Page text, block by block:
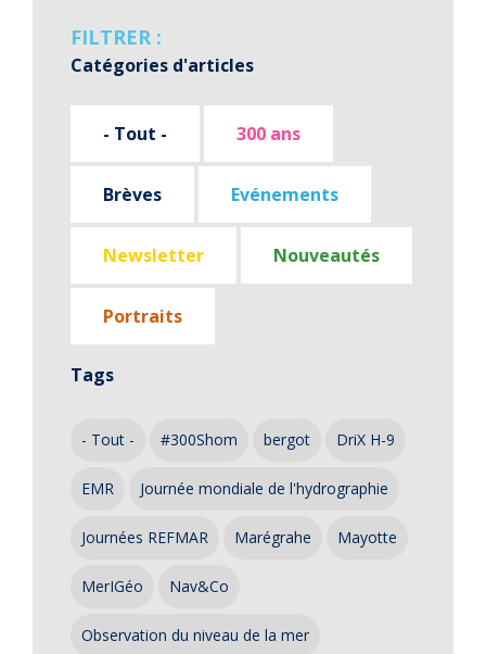
FILTRER :
Catégories d'articles
- Tout - 300 ans
Brèves Evénements
Newsletter Nouveautés
Portraits
Tags
- Tout - #300Shom bergot DriX H-9
EMR Journée mondiale de l'hydrographie
Journées REFMAR Marégrahe Mayotte
MerIGéo Nav&Co
Observation du niveau de la mer